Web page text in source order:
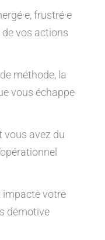
frustré·e
de vos actions
méthode, la
vous échappe
vous avez du
impacte votre
démotive